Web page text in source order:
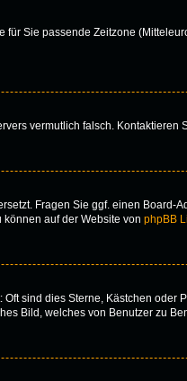
Sie passende Zeitzone
vermutlich falsch. Kontaktieren
Fragen Sie ggf. einen Board-
auf der Website von phpBB
sind dies Sterne, Kästchen oder
Bild, welches von Benutzer zu